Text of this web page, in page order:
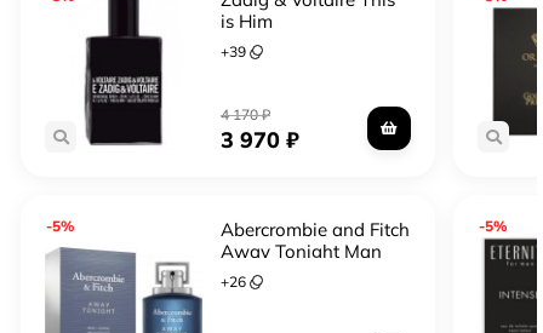
is Him
+39
4 170₽
3 970₽
-5%
Abercrombie and Fitch
Away Tonight Man
+26
-5%